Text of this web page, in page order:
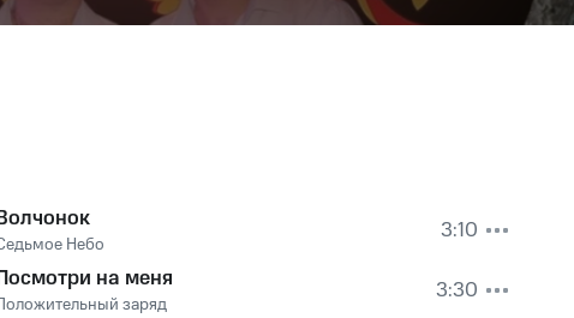
Небо
3:10
на меня
заряд
3:30